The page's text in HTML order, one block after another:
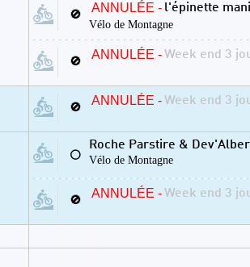
🚫 ANNULÉE - l'épinette
Vélo de Montagne
🚫 ANNULÉE - Week end 3
🚫 ANNULÉE - Week end 3
⚪
Roche Parstire &
Vélo de Montagne
🚫 ANNULÉE - Week end 3